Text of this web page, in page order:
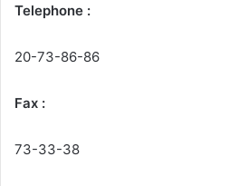
Telephone :
20-73-86-86
Fax :
73-33-38